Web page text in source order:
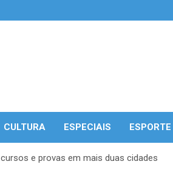
CULTURA ESPECIAIS ESPORTE
e provas em mais duas cidades